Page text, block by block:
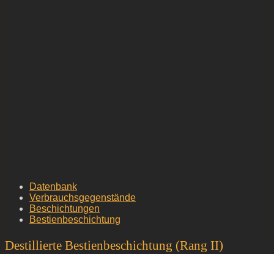
Datenbank
Verbrauchsgegenstände
Beschichtungen
Bestienbeschichtung
Destillierte Bestienbeschichtung (Rang II)